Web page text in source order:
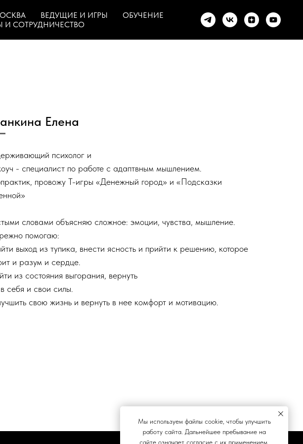
ВЕДУЩИЕ И ИГРЫ
ОБУЧЕНИЕ
И СОТРУДНИЧЕСТВО
Елена
психолог и
- специалист по работе с адаптвным мышлением.
провожу Т-игры «Денежный город» и «Подсказки
словами объясняю сложное: эмоции, чувства, мышление.
помогаю:
выход из тупика, внести ясность и прийти к решению, которое
и разум и сердце.
из состояния выгорания, вернуть
себя и свои силы.
свою жизнь и вернуть в нее комфорт и мотивацию.
Мы используем файлы cookie, чтобы улучшить
работу сайта. Дальнейшее пребывание на
сайте означает согласие с их применением.